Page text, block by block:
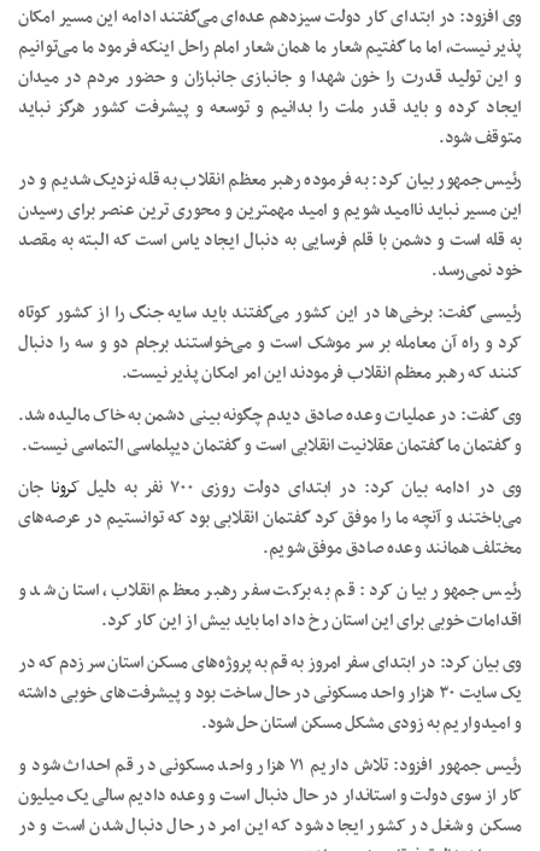
وی افزود: در ابتدای کار دولت سیزدهم عده‌ای می‌گفتند ادامه این مسیر امکان
پذیر نیست، اما ما گفتیم شعار ما همان شعار امام راحل اینکه فرمود ما می‌توانیم
و این تولید قدرت را خون شهدا و جانبازی جانبازان و حضور مردم در میدان
ایجاد کرده و باید قدر ملت را بدانیم و توسعه و پیشرفت کشور هرگز نباید
متوقف شود.
رئیس جمهور بیان کرد: به فرموده رهبر معظم انقلاب به قله نزدیک شدیم و در
این مسیر نباید ناامید شویم و امید مهمترین و محوری ترین عنصر برای رسیدن
به قله است و دشمن با قلم فرسایی به دنبال ایجاد یاس است که البته به مقصد
خود نمی‌رسد.
رئیسی گفت: برخی‌ها در این کشور می‌گفتند باید سایه جنگ را از کشور کوتاه
کرد و راه آن معامله بر سر موشک است و می‌خواستند برجام دو و سه را دنبال
کنند که رهبر معظم انقلاب فرمودند این امر امکان پذیر نیست.
وی گفت: در عملیات وعده صادق دیدم چگونه بینی دشمن به خاک مالیده شد.
و گفتمان ما گفتمان عقلانیت انقلابی است و گفتمان دیپلماسی التماسی نیست.
وی در ادامه بیان کرد: در ابتدای دولت روزی ۷۰۰ نفر به دلیل
کرونا جان
می‌باختند و آنچه ما را موفق کرد گفتمان انقلابی بود که توانستیم در عرصه‌های
مختلف همانند وعده صادق موفق شویم.
رئیس جمهور بیان کرد: قم به برکت سفر رهبر معظم انقلاب، استان شد و
اقدامات خوبی برای این استان رخ داد اما باید بیش از این کار کرد.
وی بیان کرد: در ابتدای سفر امروز به قم به پروژه‌های مسکن استان سر زدم که در
یک سایت ۳۰ هزار واحد مسکونی در حال ساخت بود و پیشرفت‌های خوبی داشته
و امیدواریم به زودی مشکل مسکن استان حل شود.
رئیس جمهور افزود: تلاش داریم ۷۱ هزار واحد مسکونی در قم احداث شود و
کار از سوی دولت و استاندار در حال دنبال است و وعده دادیم سالی یک میلیون
مسکن و شغل در کشور ایجاد شود که این امر در حال دنبال شدن است و در